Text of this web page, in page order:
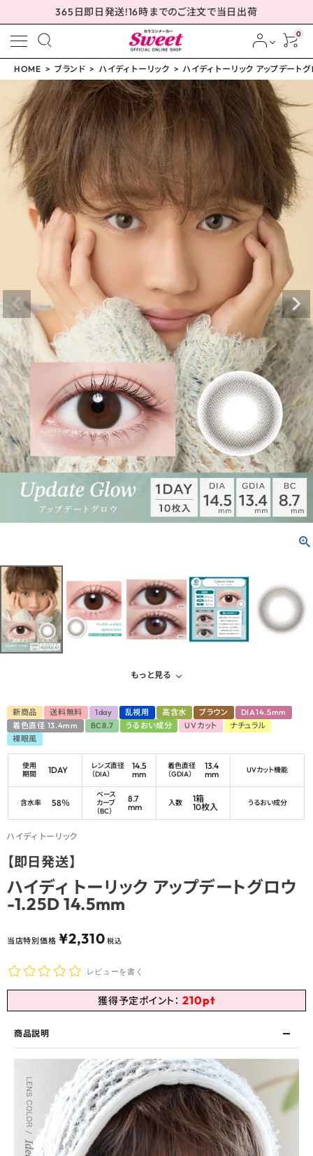
365日即日発送!16時までのご注文で当日出荷
0
meeting_room ログイン person 会員登録
ハイディ トーリック アッ
プデートグロウ -1.25D
14.5mm
2,310 (税込)
配送方法について
発送について
お支払い方法について
お買い物ガイド
お問い合わせ
よくあるご質問
HOME ブランド ハイディ トーリック ハイディ トーリック アップデート
もっと見る
新商品 送料無料 1day 乱視用 高含水 ブラウン
DIA14.5mm
着色直径 13.4mm
BC8.7 うるおい成分 UVカット
ナチュラル
裸眼風
使用
期間
1DAY
レンズ直径
（DIA）
14.5
mm
着色直径
（GDIA）
13.4
mm
UVカット機能
含水率 58％
ベース
カーブ
（BC）
8.7
mm
入数
1箱
10枚入
うるおい成分
ハイディ トーリック
【即日発送】
ハイディ トーリック アップデートグロウ
-1.25D 14.5mm
当店特別価格 ¥2,310 税込
レビューを書く
獲得予定ポイント： 210pt
商品説明